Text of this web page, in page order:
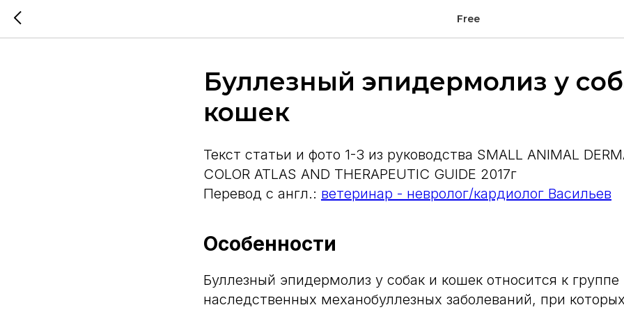
Free
Буллезный эпидермолиз у
кошек
Текст статьи и фото 1-3 из руководства SMALL ANIMAL
COLOR ATLAS AND THERAPEUTIC GUIDE 2017г
Перевод с англ.: ветеринар - невролог/кардиолог Васильев
Особенности
Буллезный эпидермолиз у собак и кошек относится к группе
наследственных механобуллезных заболеваний, при которых